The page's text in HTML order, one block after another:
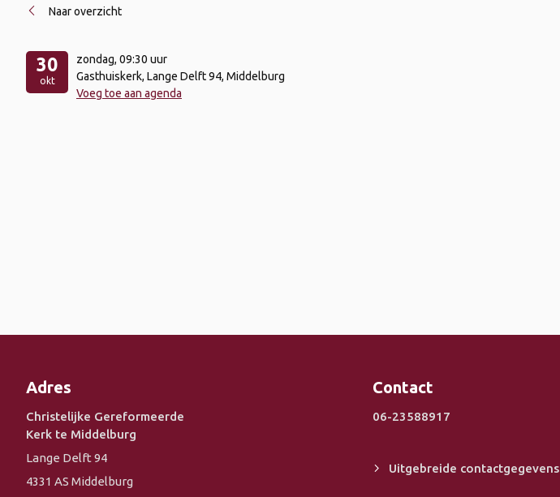
Naar overzicht
30
okt
zondag, 09:30 uur
Gasthuiskerk, Lange Delft 94, Middelburg
Voeg toe aan agenda
Adres
Christelijke Gereformeerde
Kerk te Middelburg
Lange Delft 94
4331 AS Middelburg
Contact
06-23588917
Uitgebreide contactgegevens